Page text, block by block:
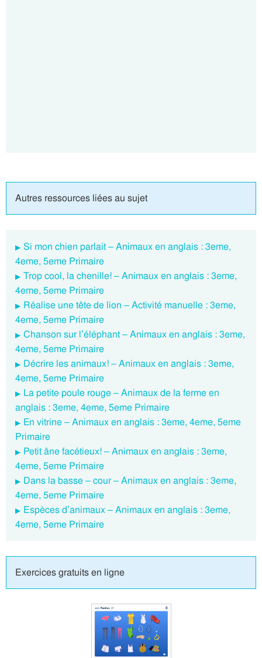
Autres ressources liées au sujet
Si mon chien parlait – Animaux en anglais : 3eme,
4eme, 5eme Primaire
Trop cool, la chenille! – Animaux en anglais : 3eme,
4eme, 5eme Primaire
Réalise une tête de lion – Activité manuelle : 3eme,
4eme, 5eme Primaire
Chanson sur l’éléphant – Animaux en anglais : 3eme,
4eme, 5eme Primaire
Décrire les animaux! – Animaux en anglais : 3eme,
4eme, 5eme Primaire
La petite poule rouge – Animaux de la ferme en
anglais : 3eme, 4eme, 5eme Primaire
En vitrine – Animaux en anglais : 3eme, 4eme, 5eme
Primaire
Petit âne facétieux! – Animaux en anglais : 3eme,
4eme, 5eme Primaire
Dans la basse – cour – Animaux en anglais : 3eme,
4eme, 5eme Primaire
Espèces d’animaux – Animaux en anglais : 3eme,
4eme, 5eme Primaire
Exercices gratuits en ligne